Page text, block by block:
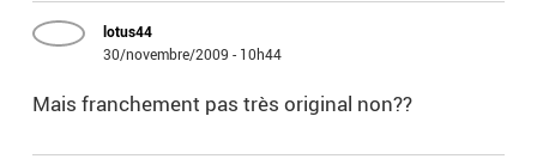
lotus44
30/novembre/2009 - 10h44
Mais franchement pas très original non??